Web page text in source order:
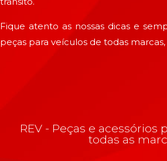
Fique atento as nossas dicas e
peças para veículos de todas marcas,
REV - Peças e acessórios
todas as